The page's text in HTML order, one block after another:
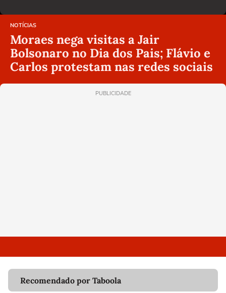
NOTÍCIAS
Moraes nega visitas a Jair
Bolsonaro no Dia dos Pais; Flávio e
Carlos protestam nas redes sociais
PUBLICIDADE
Recomendado por Taboola